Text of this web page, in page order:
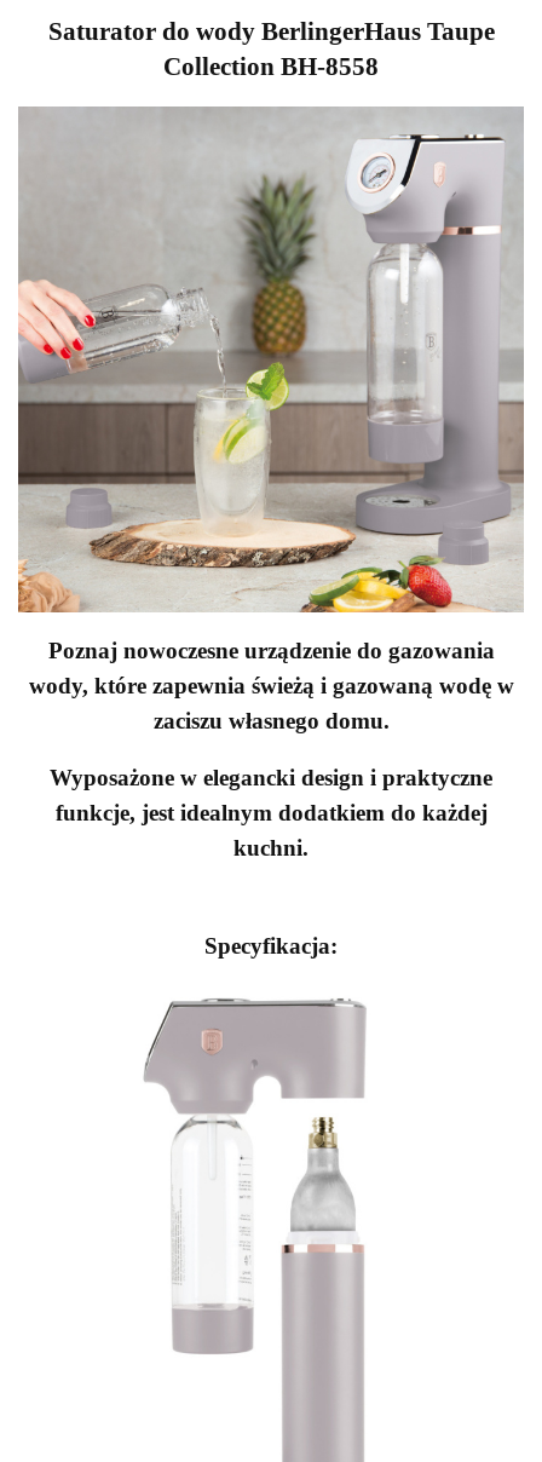
Saturator do wody BerlingerHaus Taupe
Collection BH-8558
Poznaj nowoczesne urządzenie do gazowania
wody, które zapewnia świeżą i gazowaną wodę w
zaciszu własnego domu.
Wyposażone w elegancki design i praktyczne
funkcje, jest idealnym dodatkiem do każdej
kuchni.
Specyfikacja: